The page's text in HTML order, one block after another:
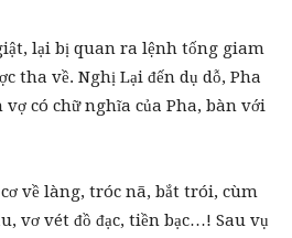
lại bị quan ra lệnh tống giam
tha về. Nghị Lại đến dụ dỗ, Pha
có chữ nghĩa của Pha, bàn với
về làng, tróc nã, bắt trói, cùm
vơ vét đồ đạc, tiền bạc…! Sau vụ